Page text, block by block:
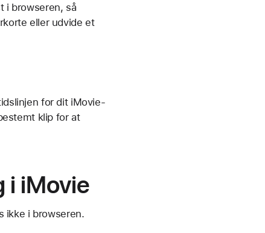
i browseren, så
eller udvide et
for dit iMovie-
klip for at
i iMovie
ikke i browseren.